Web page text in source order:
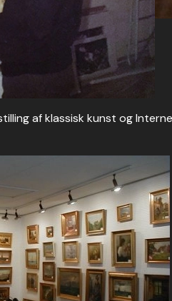
af klassisk kunst og